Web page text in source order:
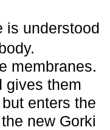
is understood
membranes.
gives them
enters the
new Gorki